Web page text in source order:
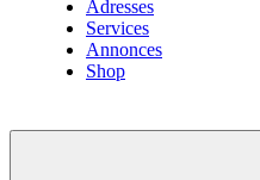
Adresses
Services
Annonces
Shop